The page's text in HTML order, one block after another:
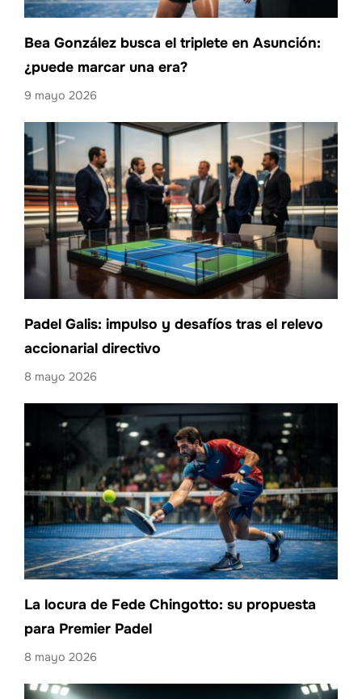
Bea González busca el triplete en Asunción:
¿puede marcar una era?
9 mayo 2026
Padel Galis: impulso y desafíos tras el relevo
accionarial directivo
8 mayo 2026
La locura de Fede Chingotto: su propuesta
para Premier Padel
8 mayo 2026